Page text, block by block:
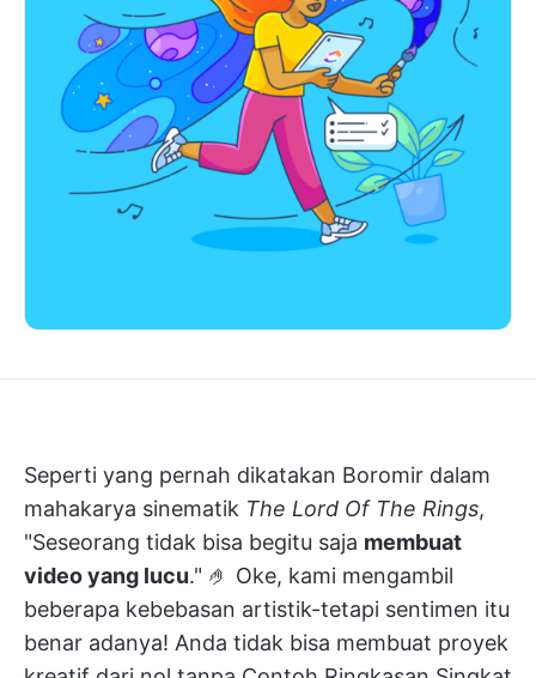
Seperti yang pernah dikatakan Boromir dalam
mahakarya sinematik The Lord Of The Rings,
"Seseorang tidak bisa begitu saja membuat
video yang lucu." 🤌 Oke, kami mengambil
beberapa kebebasan artistik-tetapi sentimen itu
benar adanya! Anda tidak bisa membuat proyek